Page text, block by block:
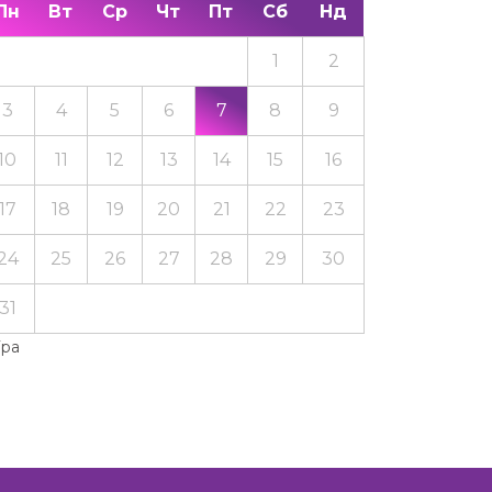
Вт Ср Чт Пт Сб Нд
1 2
3 4 5 6 7 8 9
11 12 13 14 15 16
18 19 20 21 22 23
25 26 27 28 29 30